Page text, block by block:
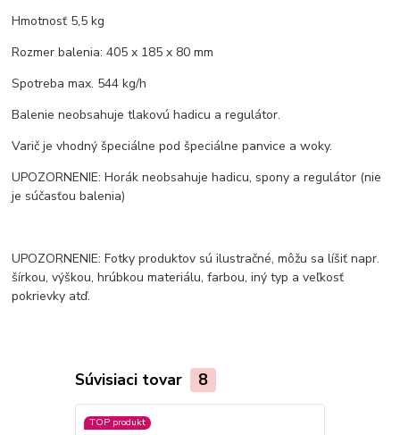
Hmotnosť 5,5 kg
Rozmer balenia: 405 x 185 x 80 mm
Spotreba max. 544 kg/h
Balenie neobsahuje tlakovú hadicu a regulátor.
Varič je vhodný špeciálne pod špeciálne panvice a woky.
UPOZORNENIE: Horák neobsahuje hadicu, spony a regulátor (nie
je súčasťou balenia)
UPOZORNENIE: Fotky produktov sú ilustračné, môžu sa líšiť napr.
šírkou, výškou, hrúbkou materiálu, farbou, iný typ a veľkosť
pokrievky atď.
Súvisiaci tovar 8
TOP produkt